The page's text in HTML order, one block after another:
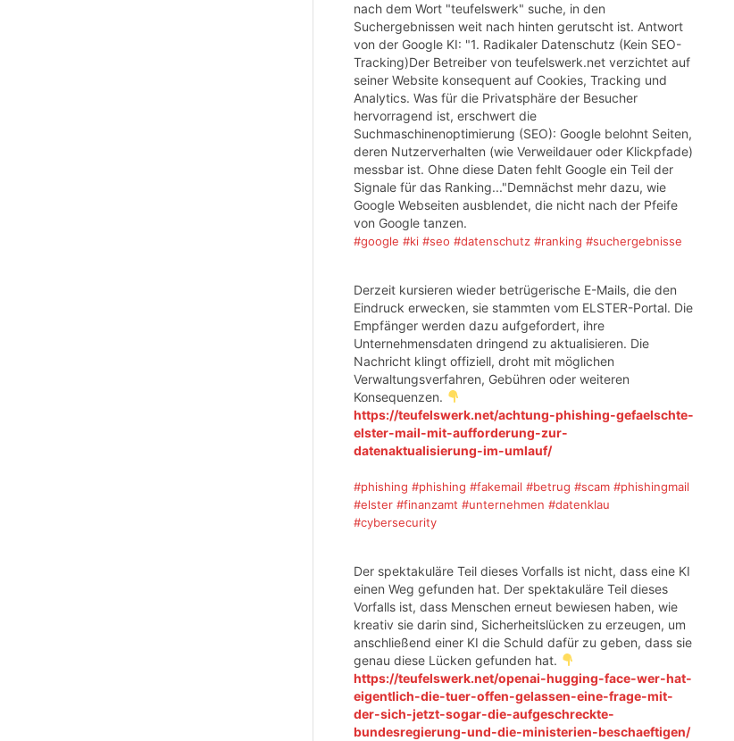
nach dem Wort "teufelswerk" suche, in den
Suchergebnissen weit nach hinten gerutscht ist. Antwort
von der Google KI: "1. Radikaler Datenschutz (Kein SEO-
Tracking)Der Betreiber von teufelswerk.net verzichtet auf
seiner Website konsequent auf Cookies, Tracking und
Analytics. Was für die Privatsphäre der Besucher
hervorragend ist, erschwert die
Suchmaschinenoptimierung (SEO): Google belohnt Seiten,
deren Nutzerverhalten (wie Verweildauer oder Klickpfade)
messbar ist. Ohne diese Daten fehlt Google ein Teil der
Signale für das Ranking..."Demnächst mehr dazu, wie
Google Webseiten ausblendet, die nicht nach der Pfeife
von Google tanzen.
#google #ki #seo #datenschutz #ranking #suchergebnisse
Derzeit kursieren wieder betrügerische E-Mails, die den
Eindruck erwecken, sie stammten vom ELSTER-Portal. Die
Empfänger werden dazu aufgefordert, ihre
Unternehmensdaten dringend zu aktualisieren. Die
Nachricht klingt offiziell, droht mit möglichen
Verwaltungsverfahren, Gebühren oder weiteren
Konsequenzen.
https://teufelswerk.net/achtung-phishing-gefaelschte-
elster-mail-mit-aufforderung-zur-
datenaktualisierung-im-umlauf/
#phishing #phishing #fakemail #betrug #scam #phishingmail
#elster #finanzamt #unternehmen #datenklau
#cybersecurity
Der spektakuläre Teil dieses Vorfalls ist nicht, dass eine KI
einen Weg gefunden hat. Der spektakuläre Teil dieses
Vorfalls ist, dass Menschen erneut bewiesen haben, wie
kreativ sie darin sind, Sicherheitslücken zu erzeugen, um
anschließend einer KI die Schuld dafür zu geben, dass sie
genau diese Lücken gefunden hat.
https://teufelswerk.net/openai-hugging-face-wer-hat-
eigentlich-die-tuer-offen-gelassen-eine-frage-mit-
der-sich-jetzt-sogar-die-aufgeschreckte-
bundesregierung-und-die-ministerien-beschaeftigen/